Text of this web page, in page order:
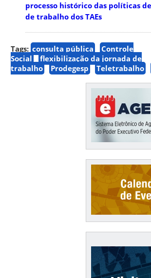
processo histórico das políticas
de trabalho dos TAEs
Tags: consulta pública
Controle
Social
flexibilização da jornada de
trabalho
Prodegesp Teletrabalho